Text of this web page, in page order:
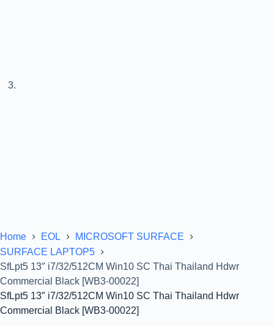
Home EOL
MICROSOFT SURFACE
SURFACE LAPTOP5
SfLpt5 13″ i7/32/512CM Win10 SC Thai Thailand Hdwr
Commercial Black [WB3-00022]
SfLpt5 13″ i7/32/512CM Win10 SC Thai Thailand Hdwr
Commercial Black [WB3-00022]